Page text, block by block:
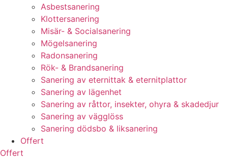
Asbestsanering
Klottersanering
Misär- & Socialsanering
Mögelsanering
Radonsanering
Rök- & Brandsanering
Sanering av eternittak & eternitplattor
Sanering av lägenhet
Sanering av råttor, insekter, ohyra & skadedjur
Sanering av vägglöss
Sanering dödsbo & liksanering
Offert
Offert